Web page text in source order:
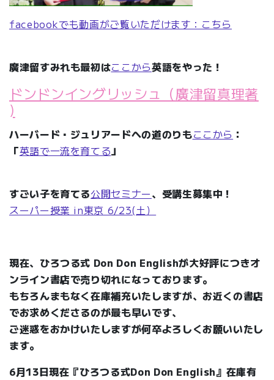
facebookでも動画がご覧いただけます：こちら
廣津留すみれも最初はここから英語をやった！
ドンドンイングリッシュ（廣津留真理著
)
ハーバード・ジュリアードへの道のりもここから ：
「英語で一流を育てる」
すごい子を育てる公開セミナー、受講生募集中！
スーパー授業 in東京 6/23(土）
現在、ひろつる式 Don Don Englishが大好評につきオ
ンライン書店で売り切れになっております。
もちろんまもなく在庫補充いたしますが、お近くの書店
でお求めくださるのが最も早いです、
ご迷惑をおかけいたしますが何卒よろしくお願いいたし
ます。
6月13日現在『ひろつる式Don Don English』在庫有